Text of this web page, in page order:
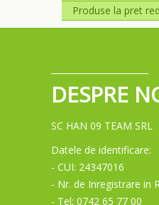
Produse la pret
DESPRE
SC HAN 09 TEAM SRL
Datele de identificare:
- CUI: 24347016
- Nr. de Inregistrare in
- Tel: 0742 65 77 00